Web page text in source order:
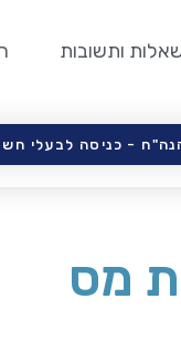
ותשובות
- כניסה לבעלי
מס